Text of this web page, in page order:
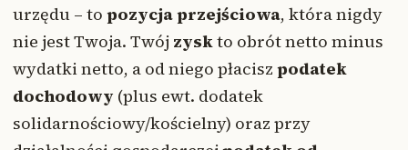
urzędu – to pozycja przejściowa, która nigdy
nie jest Twoja. Twój zyskto obrót netto minus
wydatki netto, a od niego płacisz podatek
dochodowy (plus ewt. dodatek
solidarnościowy/kościelny) oraz przy